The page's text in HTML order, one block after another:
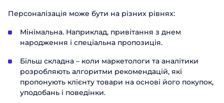
Персоналізація може бути на різних рівнях:
Мінімальна. Наприклад, привітання з днем
народження і спеціальна пропозиція.
Більш складна – коли маркетологи та аналітики
розробляють алгоритми рекомендацій, які
пропонують клієнту товари на основі його покупок,
уподобань і поведінки.